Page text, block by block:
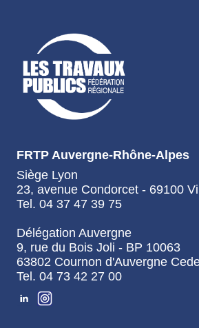
FRTP Auvergne-Rhône-Alpes
Siège Lyon
23, avenue Condorcet - 69100
Tel. 04 37 47 39 75
Délégation Auvergne
9, rue du Bois Joli - BP 10063
63802 Cournon d'Auvergne
Tel. 04 73 42 27 00